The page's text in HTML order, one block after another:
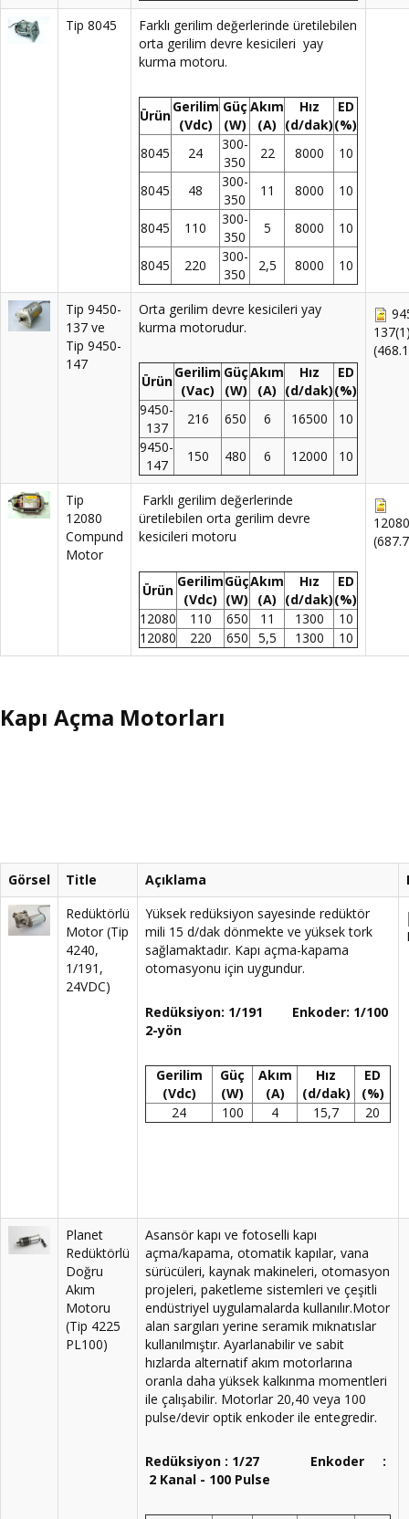
Tip 8045
Farklı gerilim değerlerinde üretilebilen
orta gerilim devre kesicileri yay
kurma motoru.
Ürün
Gerilim
(Vdc)
Güç
(W)
Akım
(A)
Hız
(d/dak)
ED
(%)
8045
24
300-
350
22 8000 10
8045 48
300-
350
11 8000 10
8045 110
300-
350
5 8000 10
8045 220
300-
350
2,5 8000 10
Tip 9450-
137 ve
Tip 9450-
147
Orta gerilim devre kesicileri yay
kurma motorudur.
Ürün
Gerilim
(Vac)
Güç
(W)
Akım
(A)
Hız
(d/dak)
ED
(%)
9450-
137
216 650 6 16500
10
9450-
147
150 480 6 12000 10
Tip
12080
Compund
Motor
Farklı gerilim değerlerinde
üretilebilen orta gerilim devre
kesicileri motoru
Ürün
Gerilim
(Vdc)
Güç
(W)
Akım
(A)
Hız
(d/dak)
ED
(%)
12080
110 650 11 1300
10
12080
220 650 5,5 1300 10
Kapı Açma Motorları
Görsel Title Açıklama
Redüktörlü
Motor (Tip
4240,
1/191,
24VDC)
Yüksek redüksiyon sayesinde redüktör
mili 15 d/dak dönmekte ve yüksek tork
sağlamaktadır. Kapı açma-kapama
otomasyonu için uygundur.
Redüksiyon: 1/191 Enkoder: 1/100
2-yön
Gerilim
(Vdc)
Güç
(W)
Akım
(A)
Hız
(d/dak)
ED
(%)
24
100 4 15,7 20
Planet
Redüktörlü
Doğru
Akım
Motoru
(Tip 4225
PL100)
Asansör kapı ve fotoselli kapı
açma/kapama, otomatik kapılar, vana
sürücüleri, kaynak makineleri, otomasyon
projeleri, paketleme sistemleri ve çeşitli
endüstriyel uygulamalarda kullanılır.Motor
alan sargıları yerine seramik mıknatıslar
kullanılmıştır. Ayarlanabilir ve sabit
hızlarda alternatif akım motorlarına
oranla daha yüksek kalkınma momentleri
ile çalışabilir. Motorlar 20,40 veya 100
pulse/devir optik enkoder ile entegredir.
Redüksiyon : 1/27 Enkoder :
2 Kanal - 100 Pulse